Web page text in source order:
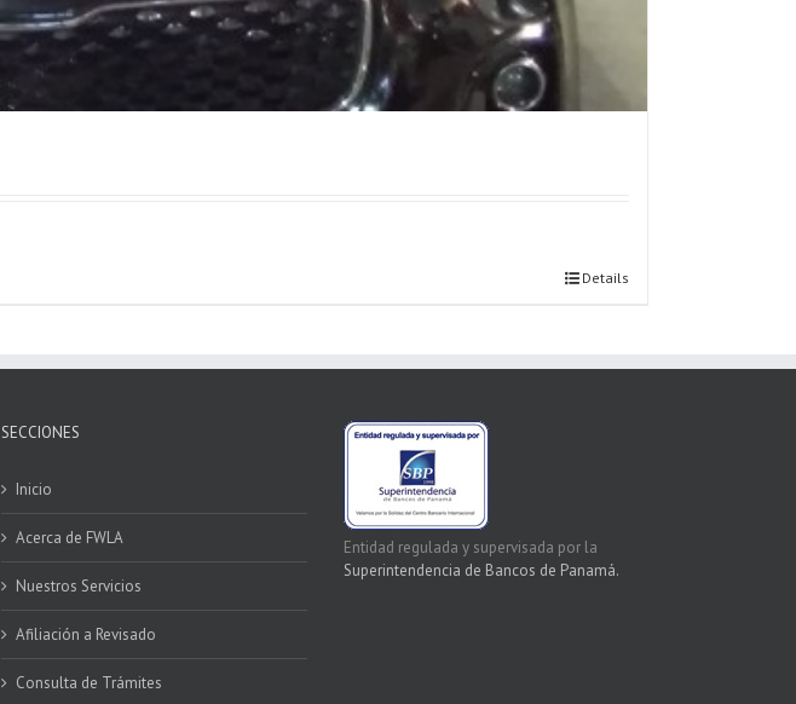
Details
SECCIONES
Inicio
Acerca de FWLA
Nuestros Servicios
Afiliación a Revisado
Consulta de Trámites
Entidad regulada y supervisada por la
Superintendencia de Bancos de Panamá.